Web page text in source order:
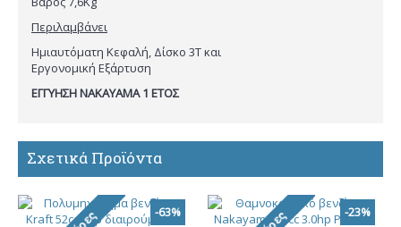
Περιλαμβάνει
Ημιαυτόματη Κεφαλή, Δίσκο 3T και
Εργονομική Εξάρτυση
ΕΓΓΥΗΣΗ ΝΑΚΑΥΑΜΑ 1 ΕΤΟΣ
Σχετικά Προϊόντα
-63% -23%